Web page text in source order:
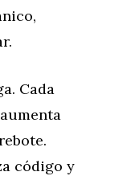
Cada
código y